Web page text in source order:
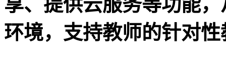
环境，支持教师的针对